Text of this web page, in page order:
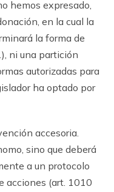
hemos expresado,
en la cual la
la forma de
ni una partición
autorizadas para
ha optado por
accesoria.
sino que deberá
a un protocolo
acciones (art. 1010